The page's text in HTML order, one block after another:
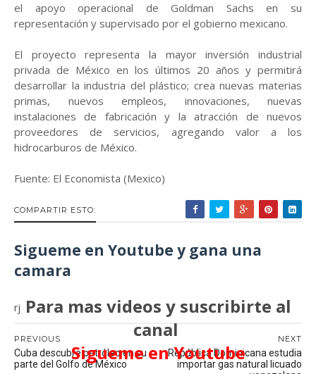
el apoyo operacional de Goldman Sachs en su
representación y supervisado por el gobierno mexicano.
El proyecto representa la mayor inversión industrial
privada de México en los últimos 20 años y permitirá
desarrollar la industria del plástico; crea nuevas materias
primas, nuevos empleos, innovaciones, nuevas
instalaciones de fabricación y la atracción de nuevos
proveedores de servicios, agregando valor a los
hidrocarburos de México.
Fuente: El Economista (Mexico)
COMPARTIR ESTO:
Sigueme en Youtube y gana una
camara
Para mas videos y suscribirte al
canal
Sigueme en Youtube
rj
NEXT
República Dominicana estudia
importar gas natural licuado
PREVIOUS
Cuba descubre petróleo en su
parte del Golfo de México